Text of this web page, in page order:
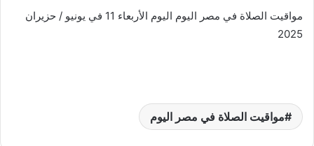
مواقيت الصلاة في مصر اليوم اليوم الأربعاء 11 في يونيو / حزيران
2025
مواقيت الصلاة في مصر اليوم